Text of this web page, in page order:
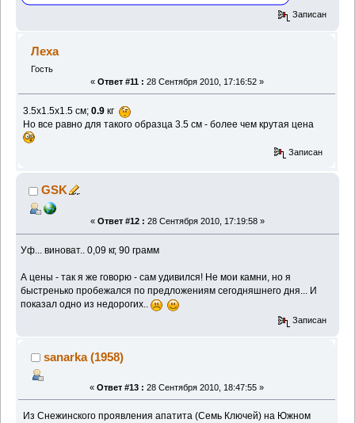
Записан
Леха
Гость
« Ответ #11 : 28 Сентября 2010, 17:16:52 »
3.5x1.5x1.5 см;0.9 кг
Но все равно для такого образца 3.5 см - более чем крутая цена
Записан
GSK
« Ответ #12 : 28 Сентября 2010, 17:19:58 »
Уф... виноват.. 0,09 кг, 90 грамм
А цены - так я же говорю - сам удивился! Не мои камни, но я
быстренько пробежался по предложениям сегодняшнего дня... И
показал одно из недорогих..
Записан
sanarka (1958)
« Ответ #13 : 28 Сентября 2010, 18:47:55 »
Из Снежинского проявления апатита (Семь Ключей) на Южном